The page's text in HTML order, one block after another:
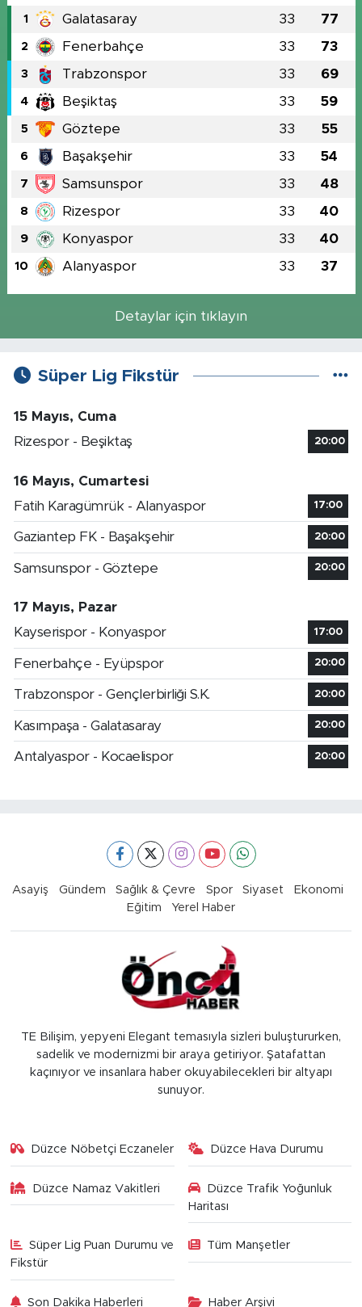
1 Galatasaray 33 77
2 Fenerbahçe 33 73
3 Trabzonspor 33 69
4 Beşiktaş 33 59
5 Göztepe 33 55
6 Başakşehir 33 54
7 Samsunspor 33 48
8 Rizespor 33 40
9 Konyaspor 33 40
10 Alanyaspor 33 37
Detaylar için tıklayın
Süper Lig Fikstür
15 Mayıs, Cuma
Rizespor - Beşiktaş
20:00
16 Mayıs, Cumartesi
Fatih Karagümrük - Alanyaspor
17:00
Gaziantep FK - Başakşehir 20:00
Samsunspor - Göztepe 20:00
17 Mayıs, Pazar
Kayserispor - Konyaspor
17:00
Fenerbahçe - Eyüpspor 20:00
Trabzonspor - Gençlerbirliği S.K. 20:00
Kasımpaşa - Galatasaray 20:00
Antalyaspor - Kocaelispor 20:00
Asayiş Gündem Sağlık & Çevre Spor Siyaset
Ekonomi
Eğitim
Yerel Haber
TE Bilişim, yepyeni Elegant temasıyla sizleri buluştururken,
sadelik ve modernizmi bir araya getiriyor. Şatafattan
kaçınıyor ve insanlara haber okuyabilecekleri bir altyapı
sunuyor.
Düzce Nöbetçi Eczaneler Düzce Hava Durumu
Düzce Namaz Vakitleri
Düzce Trafik Yoğunluk
Haritası
Süper Lig Puan Durumu ve
Fikstür
Tüm Manşetler
Son Dakika Haberleri Haber Arşivi